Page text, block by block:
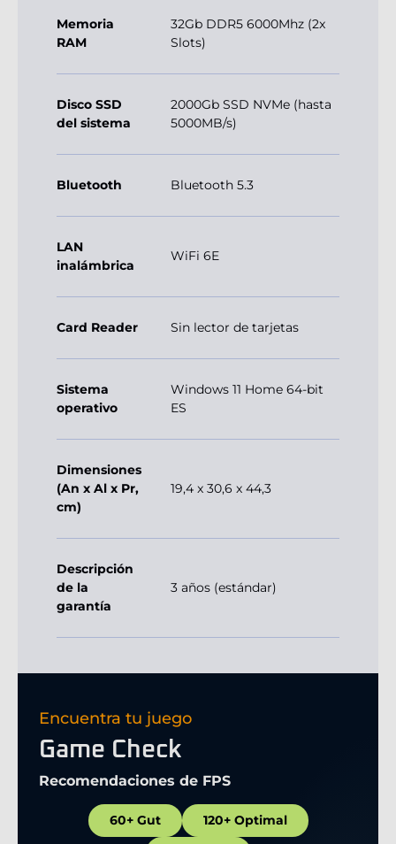
Memoria
RAM
32Gb DDR5 6000Mhz (2x
Slots)
Disco SSD
del sistema
2000Gb SSD NVMe (hasta
5000MB/s)
Bluetooth Bluetooth 5.3
LAN
inalámbrica
WiFi 6E
Card Reader Sin lector de tarjetas
Sistema
operativo
Windows 11 Home 64-bit
ES
Dimensiones
(An x Al x Pr,
cm)
19,4 x 30,6 x 44,3
Descripción
de la
garantía
3 años (estándar)
Encuentra tu juego
Game Check
Recomendaciones de FPS
60+ Gut 120+ Optimal